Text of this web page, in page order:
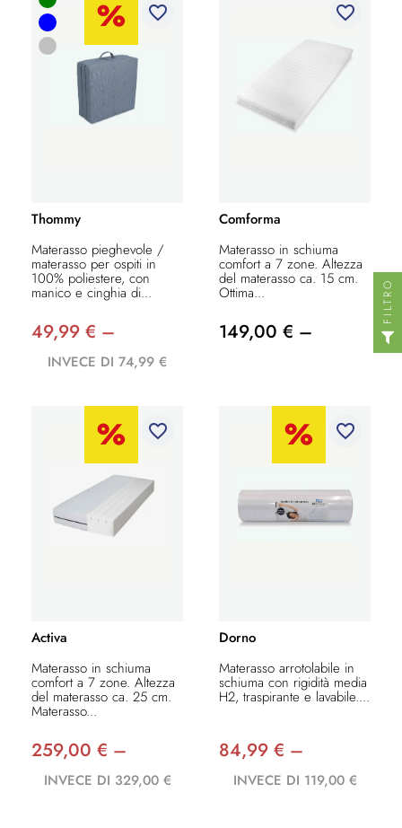
favorite_border
Thommy
Materasso pieghevole /
materasso per ospiti in
100% poliestere, con
manico e cinghia di...
49,99 € –
INVECE DI 74,99 €
favorite_border
Comforma
Materasso in schiuma
comfort a 7 zone. Altezza
del materasso ca. 15 cm.
Ottima...
149,00 € –
favorite_border
Activa
Materasso in schiuma
comfort a 7 zone. Altezza
del materasso ca. 25 cm.
Materasso...
259,00 € –
INVECE DI 329,00 €
favorite_border
Dorno
Materasso arrotolabile in
schiuma con rigidità media
H2, traspirante e lavabile....
84,99 € –
INVECE DI 119,00 €
FILTRO